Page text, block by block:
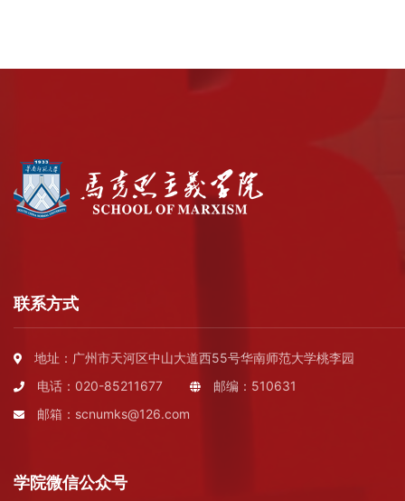
联系方式
地址：广州市天河区中山大道西55号华南师范大学桃李园
电话：020-85211677
邮编：510631
邮箱：scnumks@126.com
学院微信公众号